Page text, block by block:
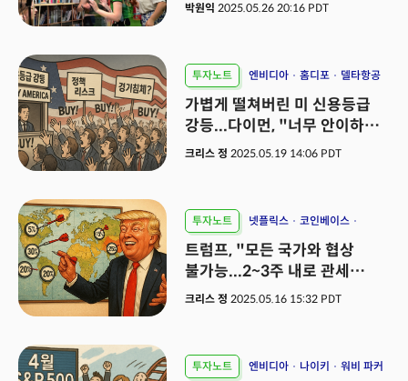
박원익 2025.05.26 20:16 PDT
투자노트 엔비디아 홈디포 델타항공
가볍게 떨쳐버린 미 신용등급
강등...다이먼, "너무 안이하다"
경고
크리스 정 2025.05.19 14:06 PDT
투자노트 넷플릭스
코인베이스
캐터필러
트럼프, "모든 국가와 협상
불가능...2~3주 내로 관세
통보할것"
크리스 정 2025.05.16 15:32 PDT
투자노트 엔비디아 나이키 워비 파커